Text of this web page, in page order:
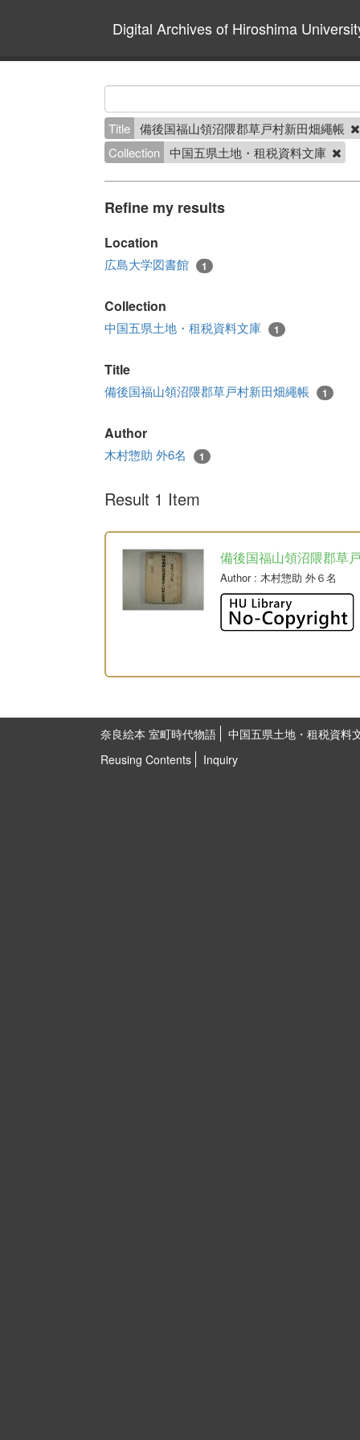
Digital Archives of Hiroshima
Title 備後国福山領沼隈郡草戸村新田畑繩帳
Collection 中国五県土地・租税資料文庫
Refine my results
Location
広島大学図書館 1
Collection
中国五県土地・租税資料文庫 1
Title
備後国福山領沼隈郡草戸村新田畑繩帳 1
Author
木村惣助 外6名 1
Result 1 Item
備後国福山領沼隈郡草
Author: 木村惣助 外６名
奈良絵本 室町時代物語
中国五県土地・租税資料
Reusing Contents
Inquiry